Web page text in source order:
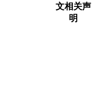
文相关声
明